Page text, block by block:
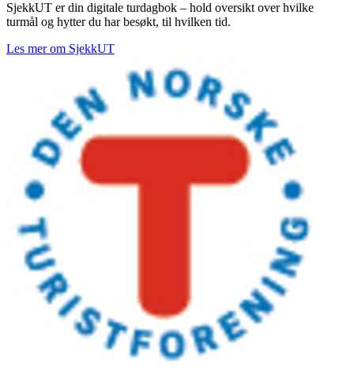
SjekkUT er din digitale turdagbok – hold oversikt over hvilke
turmål og hytter du har besøkt, til hvilken tid.
Les mer om SjekkUT